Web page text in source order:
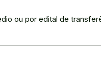
ou por edital de